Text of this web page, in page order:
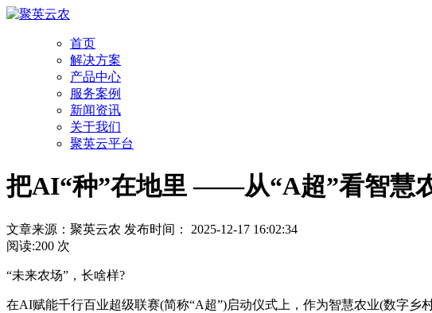
首页
解决方案
产品中心
服务案例
新闻资讯
关于我们
聚英云平台
把AI“种”在地里 ——从“A超”看智慧
文章来源：聚英云农 发布时间： 2025-12-17 16:02:34
阅读:200 次
“未来农场”，长啥样?
在AI赋能千行百业超级联赛(简称“A超”)启动仪式上，作为智慧农业(数字